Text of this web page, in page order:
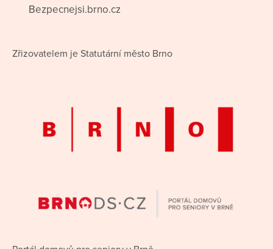
Bezpecnejsi.brno.cz
Zřizovatelem je Statutární město Brno